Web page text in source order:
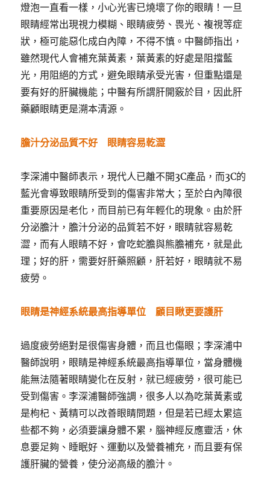
燈泡一直看一樣，小心光害已燒壞了你的眼睛！一旦
眼睛經常出現視力模糊、眼睛疲勞、畏光、複視等症
狀，極可能惡化成白內障，不得不慎。中醫師指出，
雖然現代人會補充葉黃素，葉黃素的好處是阻擋藍
光，用阻絕的方式，避免眼睛承受光害，但重點還是
要有好的肝臟機能；中醫有所謂肝開竅於目，因此肝
藥顧眼睛更是溯本清源。
膽汁分泌品質不好 眼睛容易乾澀
李深浦中醫師表示，現代人已離不開3C產品，而3C的
藍光會導致眼睛所受到的傷害非常大；至於白內障很
重要原因是老化，而目前已有年輕化的現象。由於肝
分泌膽汁，膽汁分泌的品質若不好，眼睛就容易乾
澀，而有人眼睛不好，會吃蛇膽與熊膽補充，就是此
理；好的肝，需要好肝藥照顧，肝若好，眼睛就不易
疲勞。
眼睛是神經系統最高指導單位 顧目瞅更要護肝
過度疲勞絕對是很傷害身體，而且也傷眼；李深浦中
醫師說明，眼睛是神經系統最高指導單位，當身體機
能無法隨著眼睛變化在反射，就已經疲勞，很可能已
受到傷害。李深浦醫師強調，很多人以為吃葉黃素或
是枸杞、黃精可以改善眼睛問題，但是若已經太累這
些都不夠，必須要讓身體不累，腦神經反應靈活，休
息要足夠、睡眠好、運動以及營養補充，而且要有保
護肝臟的營養，使分泌高級的膽汁。